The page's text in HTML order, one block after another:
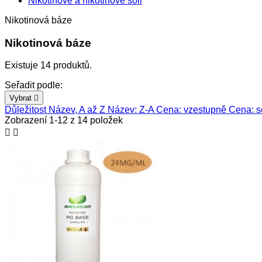
Nikotinová báze
Nikotinová báze
Existuje 14 produktů.
Seřadit podle:
Vybrat 
Důležitost Název, A až Z Název: Z-ACena: vzestupně Cena:
Zobrazení 1-12 z 14 položek
 